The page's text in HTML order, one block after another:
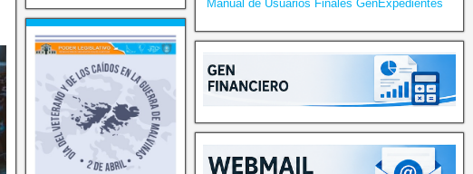
Manual de Usuarios Finales GenExpedientes